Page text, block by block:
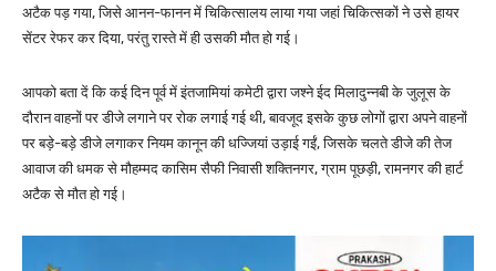
अटैक पड़ गया, जिसे आनन-फानन में चिकित्सालय लाया गया जहां चिकित्सकों ने उसे हायर
सेंटर रेफर कर दिया, परंतु रास्ते में ही उसकी मौत हो गई।
आपको बता दें कि कई दिन पूर्व में इंतजामियां कमेटी द्वारा जश्ने ईद मिलादुन्नबी के जुलूस के
दौरान वाहनों पर डीजे लगाने पर रोक लगाई गई थी, बावजूद इसके कुछ लोगों द्वारा अपने वाहनों
पर बड़े-बड़े डीजे लगाकर नियम कानून की धज्जियां उड़ाई गईं, जिसके चलते डीजे की तेज
आवाज की धमक से मौहम्मद कासिम सैफी निवासी शक्तिनगर, ग्राम पूछड़ी, रामनगर की हार्ट
अटैक से मौत हो गई।